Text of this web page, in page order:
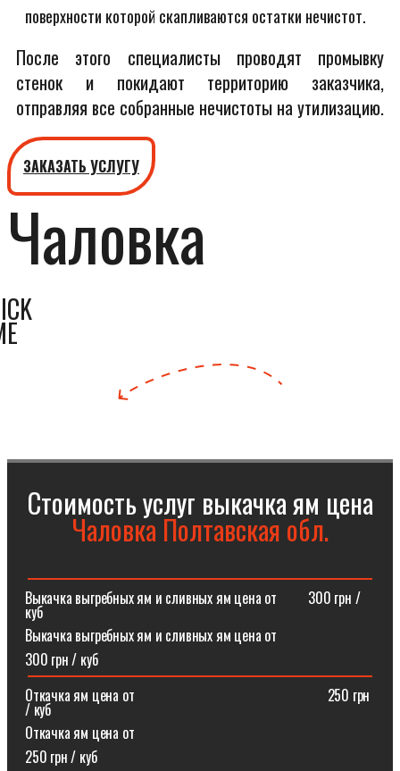
поверхности которой скапливаются остатки нечистот.
После этого специалисты проводят промывку
стенок и покидают территорию заказчика,
отправляя все собранные нечистоты на утилизацию.
ЗАКАЗАТЬ УСЛУГУ
Чаловка
Стоимость услуг выкачка ям цена
Чаловка Полтавская обл.
Выкачка выгребных ям и сливных ям цена от⠀⠀⠀300 грн /
куб
Выкачка выгребных ям и сливных ям цена от
300 грн / куб
Откачка ям цена от ⠀⠀⠀⠀⠀⠀⠀⠀⠀⠀⠀⠀⠀⠀⠀⠀⠀⠀250 грн
/ куб
Откачка ям цена от
250 грн / куб